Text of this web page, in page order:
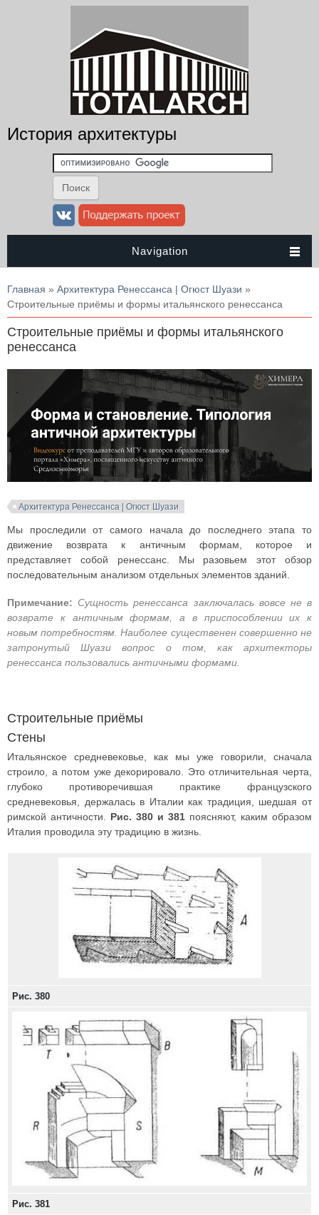
История архитектуры
Navigation
Вы здесь
Главная » Архитектура Ренессанса | Огюст Шуази »
Строительные приёмы и формы итальянского ренессанса
Строительные приёмы и формы итальянского
ренессанса
Архитектура Ренессанса | Огюст Шуази
Мы проследили от самого начала до последнего этапа то
движение возврата к античным формам, которое и
представляет собой ренессанс. Мы разовьем этот обзор
последовательным анализом отдельных элементов зданий.
Примечание: Сущность ренессанса заключалась вовсе не в
возврате к античным формам, а в приспособлении их к
новым потребностям. Наиболее существенен совершенно не
затронутый Шуази вопрос о том, как архитекторы
ренессанса пользовались античными формами.
Строительные приёмы
Стены
Итальянское средневековье, как мы уже говорили, сначала
строило, а потом уже декорировало. Это отличительная черта,
глубоко противоречившая практике французского
средневековья, держалась в Италии как традиция, шедшая от
римской античности. Рис. 380 и 381 поясняют, каким образом
Италия проводила эту традицию в жизнь.
Рис. 380
Рис. 381